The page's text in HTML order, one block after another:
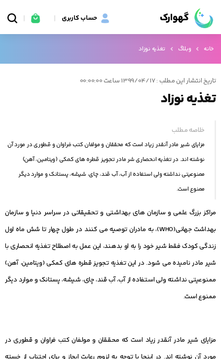
گهوارک حساب کاربری
خانه وبلاگ تغذیه نوزاد
تاریخ انتشار این مطلب : 1399/04/17 ساعت 00:00:00
تغذیه نوزاد
خلاصه مطلب
مزایای شیر مادر آنقدر زیاد است که محققان و مولفان کتب فراوان و قطوری در مورد آن
نوشته اند. در تغذیه انحصاری شر مادر تجویز قطره های کمکی (ویتامین، آهن)
ممنوعیتی نداشته ولی استفاده از آب، آب قند، چای، شیشه، پستانک و موارد دیگر
ممنوع است.
مراکز بزرگ علمی و سازمان ‏های بهداشتی و تحقیقاتی در سراسر دنیا و سازمان
بهداشت جهانی(WHO)، به مادران توصیه می کنند در طول چهار تا شش ماه اول
زندگی کودک فقط شیر خود را به او بدهند، این عمل به اصطلاح تغذیه انحصاری با
شیر مادر نامیده می شود. در این تغذیه تجویز قطره های کمکی (ویتامین، آهن)
ممنوعیتی نداشته ولی استفاده از آب، آب قند، چای، شیشه، پستانک و موارد دیگر
ممنوع است.
مزایای شیر مادر آنقدر زیاد است که محققان و مولفان کتب فراوان و قطوری در
مورد آن نوشته اند. در اینجا با توجه به لزوم رعایت ایجاز و برای اجتناب از خسته